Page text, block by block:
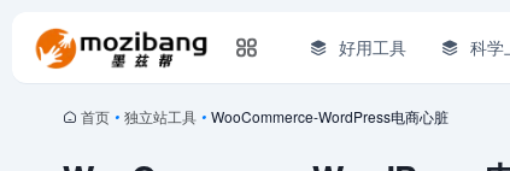
好用工具 科学
首页 • 独立站工具 • WooCommerce-WordPress电商心脏